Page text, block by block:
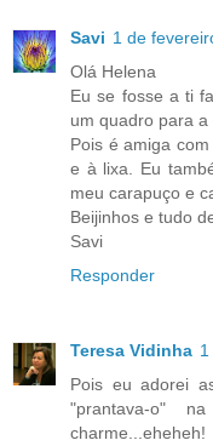
Savi 1 de
Olá Helena
Eu se fosse a ti
um quadro para a
Pois é amiga
e à lixa. Eu
meu carapuço e
Beijinhos e tudo
Savi
Responder
Teresa Vidinha
Pois eu adorei
"prantava-o"
charme...eheheh!